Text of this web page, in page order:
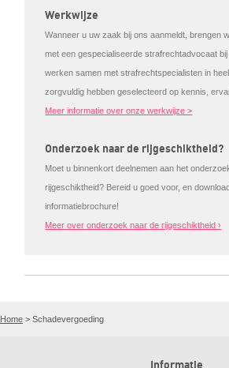
Werkwijze
Wanneer u uw zaak bij ons aanmeldt, brengen
met een gespecialiseerde strafrechtadvocaat bij
werken samen met strafrechtspecialisten in
zorgvuldig hebben geselecteerd op kennis,
Meer informatie over onze werkwijze >
Onderzoek naar de rijgeschiktheid?
Moet u binnenkort deelnemen aan het
rijgeschiktheid? Bereid u goed voor, en
informatiebrochure!
Meer over onderzoek naar de rijgeschiktheid ›
Home > Schadevergoeding
Informatie